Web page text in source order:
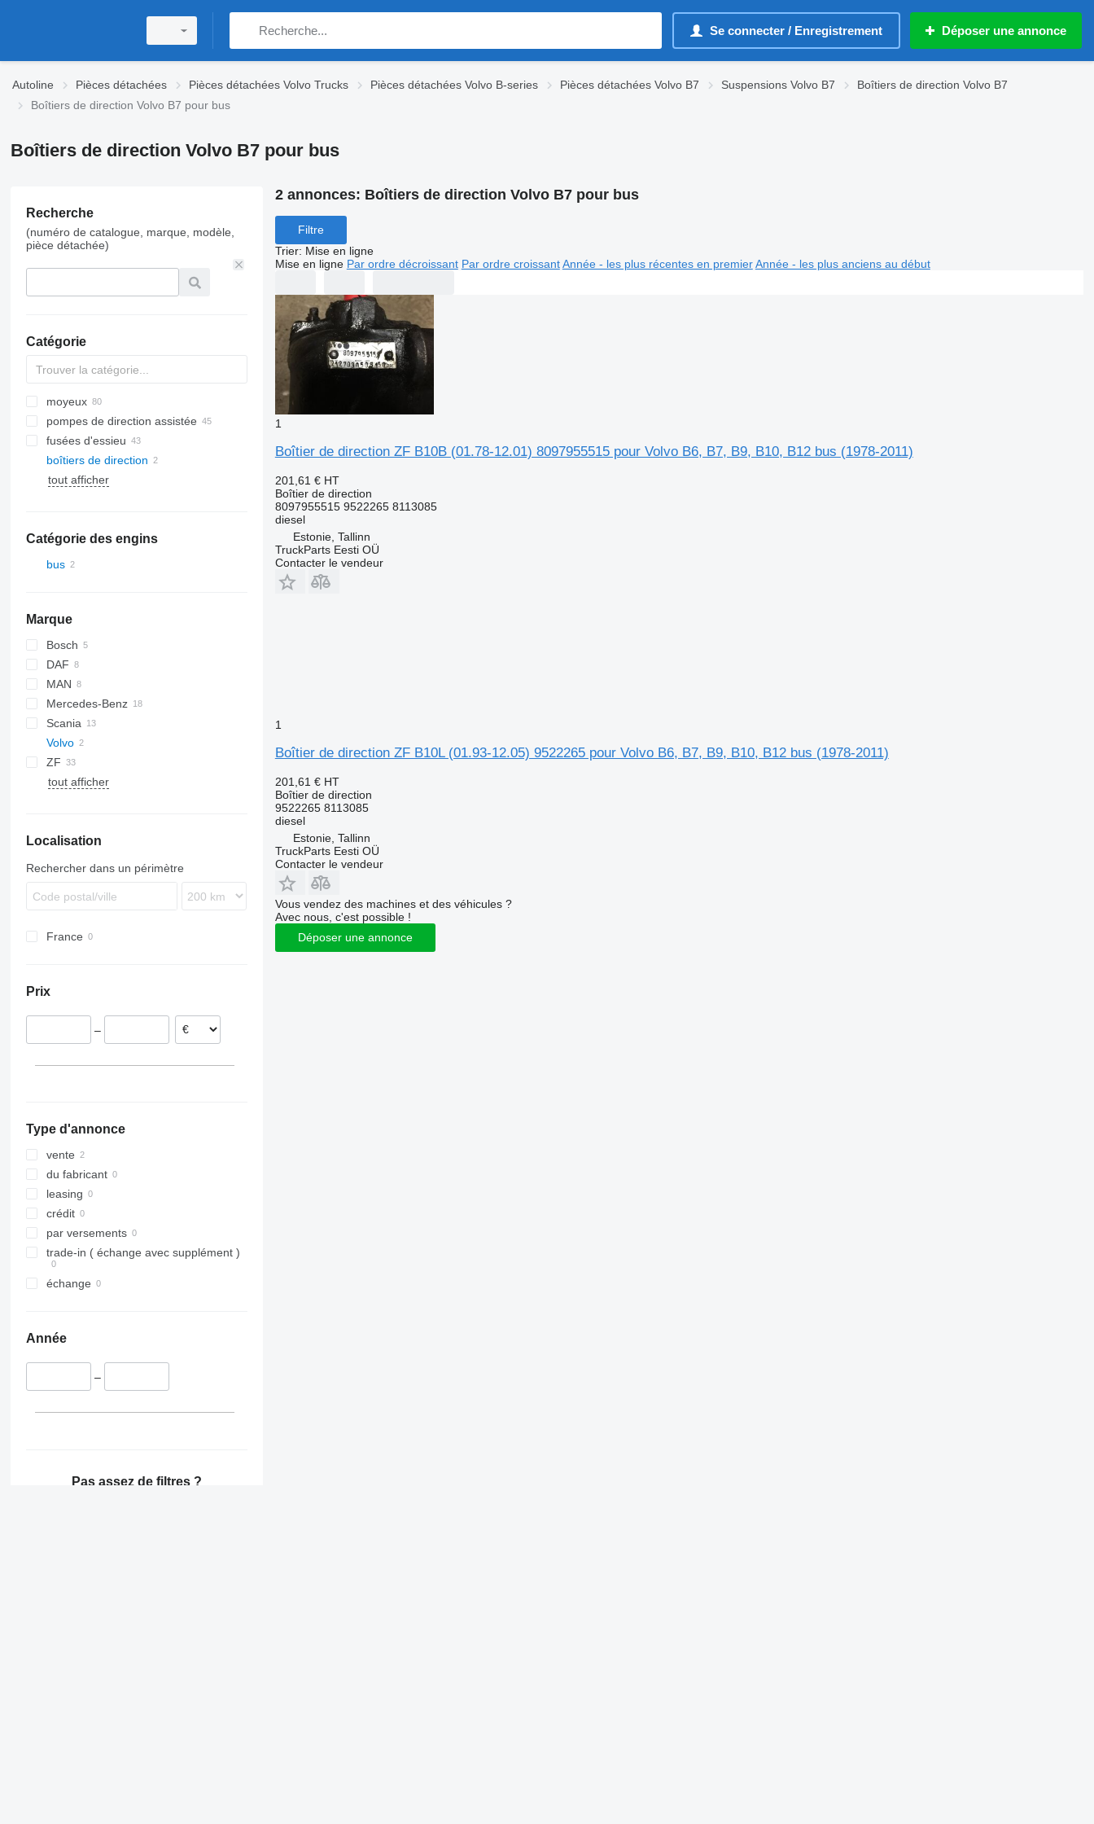
Se connecter / Enregistrement Déposer une annonce
Autoline Pièces détachées Pièces détachées Volvo Trucks Pièces détachées Volvo B-series Pièces détachées Volvo B7 Suspensions Volvo B7
Boîtiers de direction Volvo B7
Boîtiers de direction Volvo B7 pour bus
Boîtiers de direction Volvo B7 pour bus
Recherche
(numéro de catalogue, marque, modèle,
pièce détachée)
Catégorie
moyeux
pompes de direction assistée
fusées d'essieu
boîtiers de direction
tout afficher
Catégorie des engins
bus
Marque
Bosch
DAF
SB
MAN
A-series
Lion's series
Mercedes-Benz
Actros
Axor
Citaro
Integro
Transliner
Scania
Volvo
B-series
B7
B12
ZF
tout afficher
Localisation
Rechercher dans un périmètre
France
Prix
–
Type d'annonce
vente
du fabricant
leasing
crédit
par versements
trade-in ( échange avec supplément )
échange
Année
–
Pas assez de filtres ?
2 annonces: Boîtiers de direction Volvo B7 pour bus
Filtre
Trier: Mise en ligne
Mise en ligne Par ordre décroissant Par ordre croissant Année - les plus récentes en premier Année - les plus anciens au début
1
Boîtier de direction ZF B10B (01.78-12.01) 8097955515 pour Volvo B6, B7, B9, B10, B12 bus (1978-2011)
201,61 € HT
Boîtier de direction
8097955515 9522265 8113085
diesel
Estonie, Tallinn
TruckParts Eesti OÜ
Contacter le vendeur
1
Boîtier de direction ZF B10L (01.93-12.05) 9522265 pour Volvo B6, B7, B9, B10, B12 bus (1978-2011)
201,61 € HT
Boîtier de direction
9522265 8113085
diesel
Estonie, Tallinn
TruckParts Eesti OÜ
Contacter le vendeur
Vous vendez des machines et des véhicules ?
Avec nous, c'est possible !
Déposer une annonce